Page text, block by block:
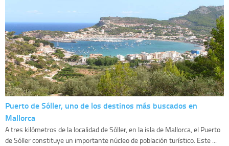
Puerto de Sóller, uno de los destinos más buscados en
Mallorca
A tres kilómetros de la localidad de Sóller, en la isla de Mallorca, el Puerto
de Sóller constituye un importante núcleo de población turístico. Este ...